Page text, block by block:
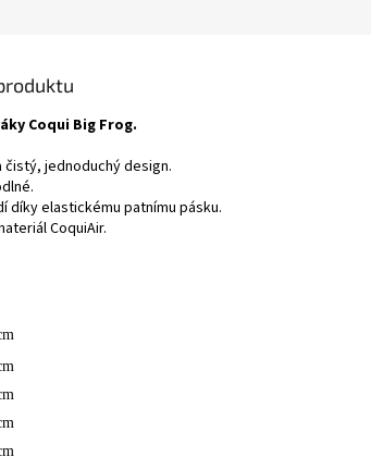
Coqui Big Frog.
čistý, jednoduchý design.
díky elastickému patnímu pásku.
CoquiAir.